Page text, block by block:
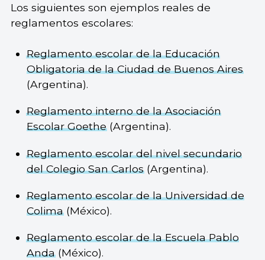
Los siguientes son ejemplos reales de
reglamentos escolares:
Reglamento escolar de la Educación
Obligatoria de la Ciudad de Buenos Aires
(Argentina).
Reglamento interno de la Asociación
Escolar Goethe(Argentina).
Reglamento escolar del nivel secundario
del Colegio San Carlos(Argentina).
Reglamento escolar de la Universidad de
Colima(México).
Reglamento escolar de la Escuela Pablo
Anda(México).